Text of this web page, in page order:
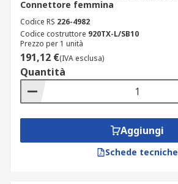
Connettore femmina
Codice RS 226-4982
Codice costruttore 920TX-L/SB10
Prezzo per 1 unità
191,12 €(IVA esclusa)
Quantità
Aggiungi
Schede tecniche